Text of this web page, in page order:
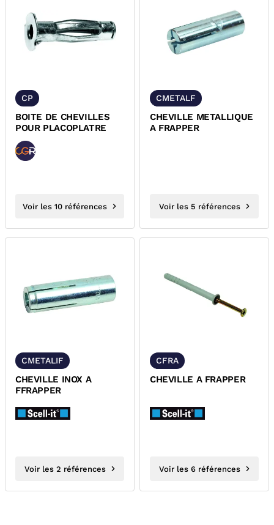
CP
BOITE DE CHEVILLES
POUR PLACOPLATRE
Voir les 10 références
CMETALF
CHEVILLE METALLIQUE
A FRAPPER
Voir les 5 références
CMETALIF
CHEVILLE INOX A
FFRAPPER
Voir les 2 références
CFRA
CHEVILLE A FRAPPER
Voir les 6 références